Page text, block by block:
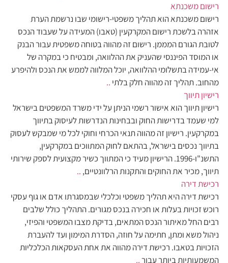
רישום משכנתא
רישום משכנתא הוא תהליך משפטי-רישומי שבו נרשמת הערת
אזהרה בלשכת רישום המקרקעין (טאבו) המעידה על שעבוד הנכס
לטובת הגורם המממן. רישום זה מהווה בטוחה משפטית עבור הבנק
או המוסד הפיננסי שהעניק את ההלוואה, ומבטיח כי במקרה של
אי-עמידה בתשלומי ההלוואה, יוכל המלווה לממש את הנכס ולהיפרע
מהחוב. תהליך זה מהווה חלק בלתי ..
רישיון תיווך
רישיון תיווך הוא אישור רשמי הניתן על ידי משרד המשפטים בישראל
למי שעמד בדרישות החוק ובבחינות הנדרשות לעיסוק בתיווך
במקרקעין. רישיון זה מהווה תנאי הכרחי וחוקי לכל מי שמבקש לעסוק
בתיווך נכסים בישראל, בהתאם לחוק המתווכים במקרקעין,
התשנ"ו-1996. הרישיון מעיד כי המתווך כשיר מקצועית לספק שירותי
תיווך, מכיר את החוקים והתקנות הרלוונטיים, ..
רכישת דירה
רכישת דירה היא תהליך משפטי וכלכלי שבמסגרתו אדם או גוף עסקי
רוכש זכויות בעלות או חכירה בנכס מגורים. התהליך כולל שלבים
רבים החל מאיתור הנכס המתאים, בדיקת מצבו המשפטי והפיזי,
ניהול משא ומתן, חתימה על חוזה, הסדרת המימון ועד להעברת
הזכויות בטאבו. רכישת דירה מהווה את אחת העסקאות הכלכליות
המשמעותיות ביותר עבור..